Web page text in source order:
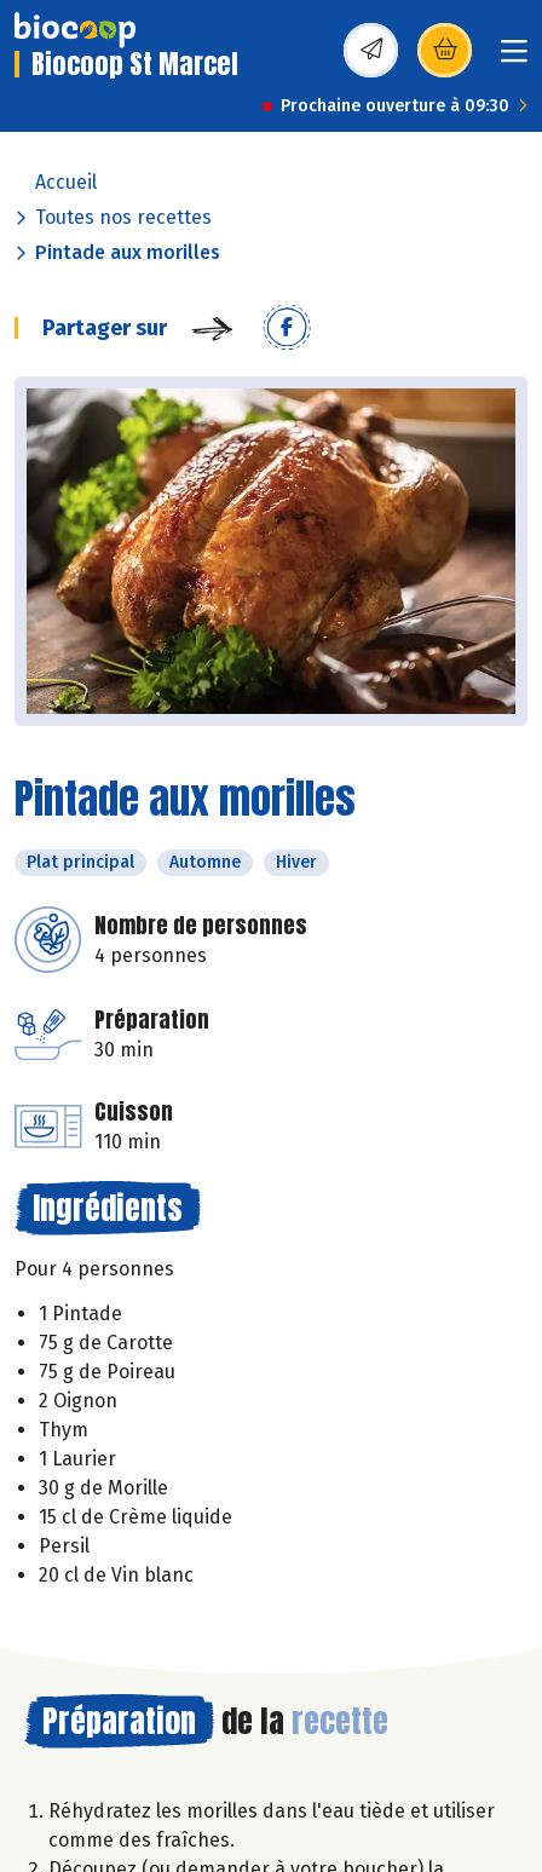
Biocoop St Marcel (s’ouvre dans une
Prochaine ouverture à 09:30
Accueil
Toutes nos recettes
Pintade aux morilles
Partager sur
Pintade aux morilles
Plat principal Automne Hiver
Nombre de personnes
4 personnes
Préparation
30 min
Cuisson
110 min
Ingrédients
Pour 4 personnes
1 Pintade
75 g de Carotte
75 g de Poireau
2 Oignon
Thym
1 Laurier
30 g de Morille
15 cl de Crème liquide
Persil
20 cl de Vin blanc
Préparation de la recette
Réhydratez les morilles dans l'eau tiède et utiliser
comme des fraîches.